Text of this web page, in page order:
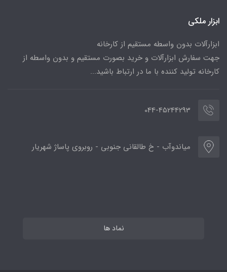
ابزار ملکی
ابزارآلات بدون واسطه مستقیم از کارخانه
جهت سفارش ابزارآلات و خرید بصورت مستقیم و بدون واسطه از
کارخانه تولید کننده با ما در ارتباط باشید...
044-45244293
میاندوآب - خ طالقانی جنوبی - روبروی پاساژ شهریار
نماد ها